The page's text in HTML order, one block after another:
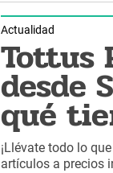
Actualidad
Tottus
desde
qué
¡Llévate todo lo
artículos a precios